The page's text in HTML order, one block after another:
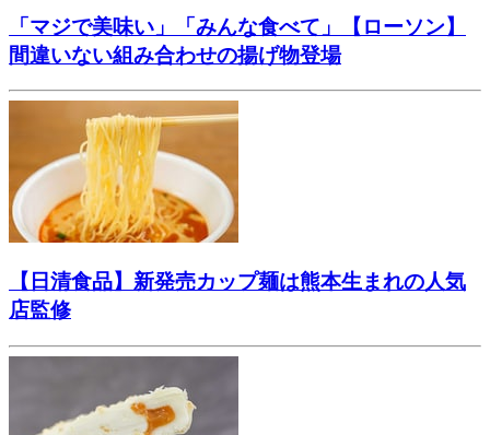
「マジで美味い」「みんな食べて」【ローソン】
間違いない組み合わせの揚げ物登場
【日清食品】新発売カップ麺は熊本生まれの人気
店監修